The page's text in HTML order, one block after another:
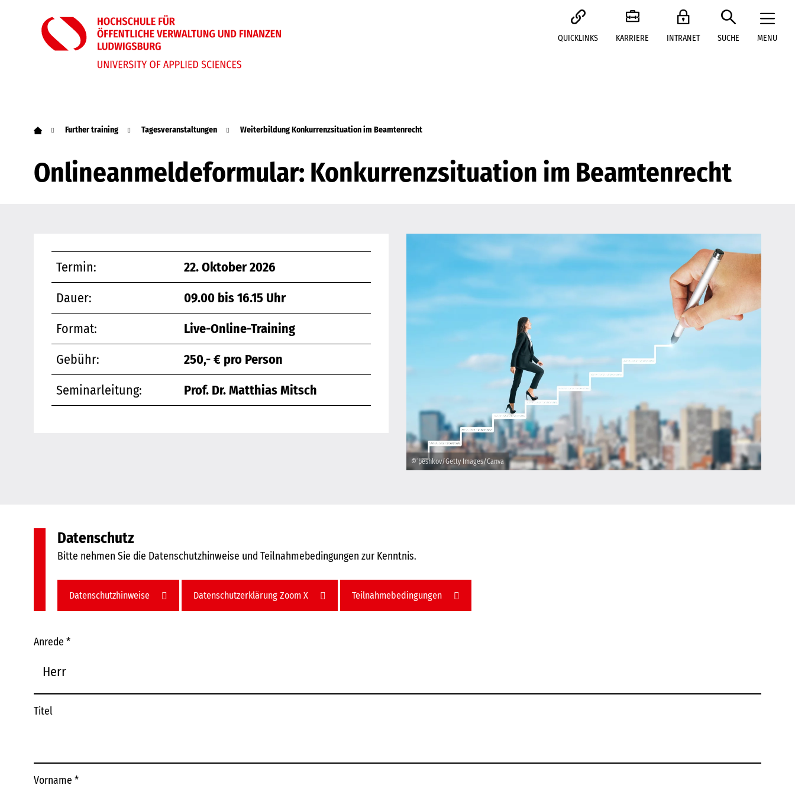
QUICKLINKS KARRIERE INTRANET SUCHE MENU
Further training Tagesveranstaltungen Weiterbildung Konkurrenzsituation im Beamtenrecht
Onlineanmeldeformular: Konkurrenzsituation im Beamtenrecht
Termin:
22. Oktober 2026
Dauer:
09.00 bis 16.15 Uhr
Format:
Live-Online-Training
Gebühr:
250,- € pro Person
Seminarleitung:
Prof. Dr. Matthias Mitsch
© peshkov/Getty Images/Canva
Datenschutz
Bitte nehmen Sie die Datenschutzhinweise und Teilnahmebedingungen zur Kenntnis.
Datenschutzhinweise Datenschutzerklärung Zoom X Teilnahmebedingungen
Anrede *
Titel
Vorname *